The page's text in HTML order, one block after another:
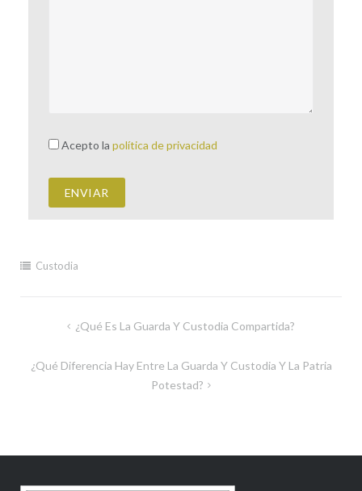
Acepto la política de privacidad
Custodia
¿Qué Es La Guarda Y Custodia Compartida?
¿Qué Diferencia Hay Entre La Guarda Y Custodia Y La Patria
Potestad?